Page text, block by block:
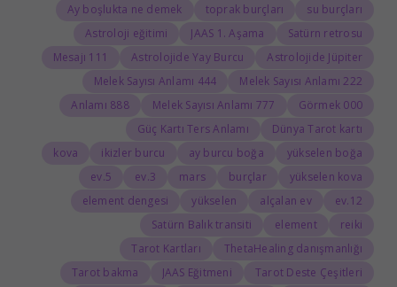
su burçları
toprak burçları
Ay boşlukta ne demek
Satürn retrosu
JAAS 1. Aşama
Astroloji eğitimi
Astrolojide Jüpiter
Astrolojide Yay Burcu
111 Mesajı
222 Melek Sayısı Anlamı
444 Melek Sayısı Anlamı
000 Görmek
777 Melek Sayısı Anlamı
888 Anlamı
Dünya Tarot kartı
Güç Kartı Ters Anlamı
yükselen boğa
ay burcu boğa
ikizler burcu
kova
yükselen kova
burçlar
mars
3.ev
5.ev
12.ev
alçalan ev
yükselen
element dengesi
reiki
element
Satürn Balık transiti
ThetaHealing danışmanlığı
Tarot Kartları
Tarot Deste Çeşitleri
JAAS Eğitmeni
Tarot bakma